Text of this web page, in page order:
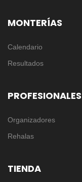
MONTERÍAS
Calendario
Resultados
PROFESIONALES
Organizadores
Rehalas
TIENDA